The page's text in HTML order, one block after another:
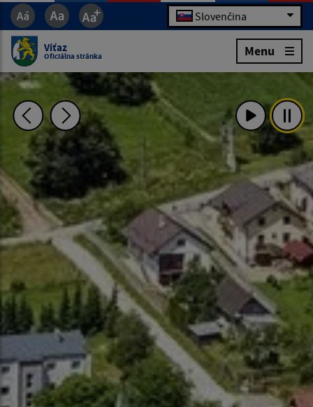
Slovenčina
Víťaz
Oficiálna stránka Menu